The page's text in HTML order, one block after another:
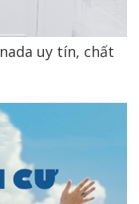
uy tín, chất